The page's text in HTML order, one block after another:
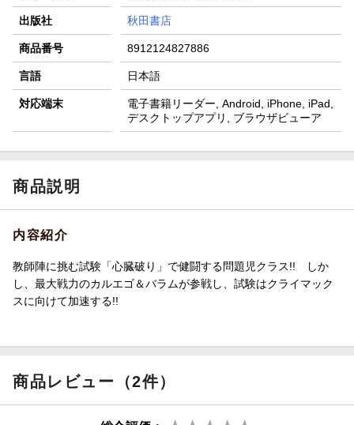
出版社 秋田書店
商品番号 8912124827886
言語 日本語
対応端末
電子書籍リーダー, Android, iPhone, iPad,
デスクトップアプリ, ブラウザビューア
商品説明
内容紹介
教師陣に挑む試験「心臓破り」で健闘する問題児クラス!! しか
し、最大戦力のカルエゴ＆バラムが参戦し、試験はクライマック
スに向けて加速する!!
商品レビュー（2件）